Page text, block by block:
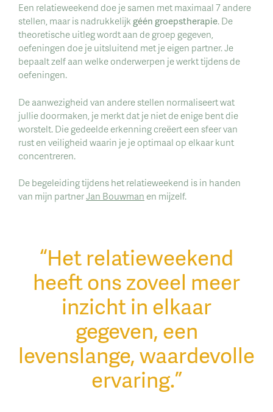
Een relatieweekend doe je samen met maximaal 7 andere
stellen, maar is nadrukkelijkgéén groepstherapie. De
theoretische uitleg wordt aan de groep gegeven,
oefeningen doe je uitsluitend met je eigen partner. Je
bepaalt zelf aan welke onderwerpen je werkt tijdens de
oefeningen.
De aanwezigheid van andere stellen normaliseert wat
jullie doormaken, je merkt dat je niet de enige bent die
worstelt. Die gedeelde erkenning creëert een sfeer van
rust en veiligheid waarin je je optimaal op elkaar kunt
concentreren.
De begeleiding tijdens het relatieweekend is in handen
van mijn partnerJan Bouwman en mijzelf.
“Het relatieweekend
heeft ons zoveel meer
inzicht in elkaar
gegeven, een
levenslange, waardevolle
ervaring.”